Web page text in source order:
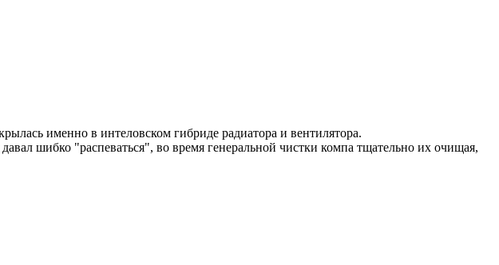
именно в интеловском гибриде радиатора и вентилятора.
шибко "распеваться", во время генеральной чистки компа тщательно их очищая,